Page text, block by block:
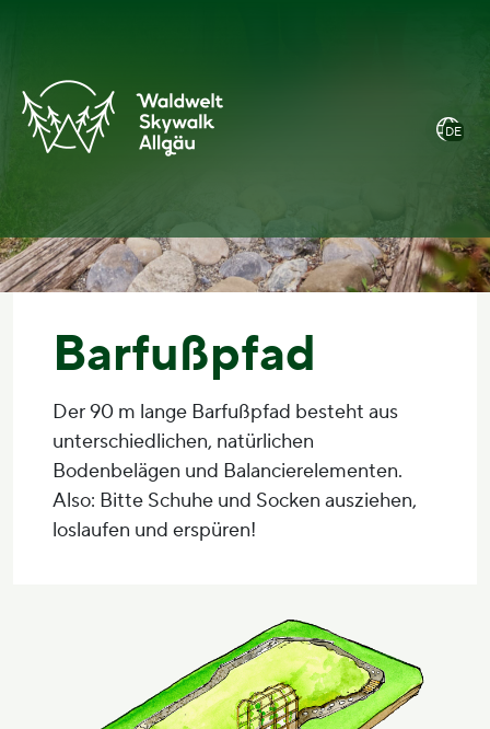
DE
Barfußpfad
Der 90 m lange Barfußpfad besteht aus
unterschiedlichen, natürlichen
Bodenbelägen und Balancierelementen.
Also: Bitte Schuhe und Socken ausziehen,
loslaufen und erspüren!